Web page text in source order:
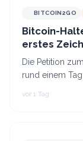
BITCOIN2GO
Bitcoin-
erstes
Die Petition
rund einem
vor 1 Tag